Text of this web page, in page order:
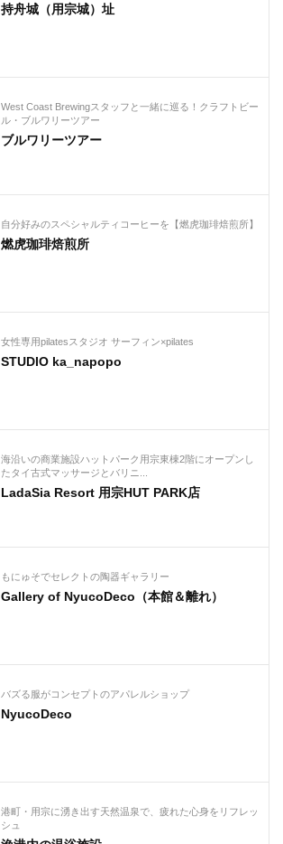
持舟城（用宗城）址
West Coast Brewingスタッフと一緒に巡る！クラフトビー
ル・ブルワリーツアー
ブルワリーツアー
自分好みのスペシャルティコーヒーを【燃虎珈琲焙煎所】
燃虎珈琲焙煎所
女性専用pilatesスタジオ サーフィン×pilates
STUDIO ka_napopo
海沿いの商業施設ハットパーク用宗東棟2階にオープンし
たタイ古式マッサージとバリニ...
LadaSia Resort 用宗HUT PARK店
もにゅそでセレクトの陶器ギャラリー
Gallery of NyucoDeco（本館＆離れ）
バズる服がコンセプトのアパレルショップ
NyucoDeco
港町・用宗に湧き出す天然温泉で、疲れた心身をリフレッ
シュ